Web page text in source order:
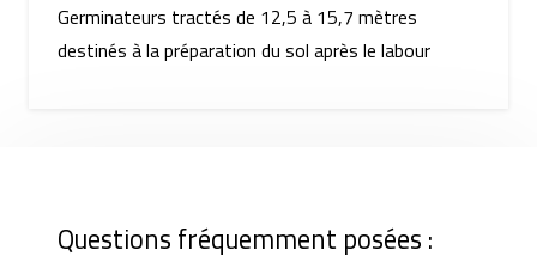
Germinateurs tractés de 12,5 à 15,7 mètres
destinés à la préparation du sol après le labour
Questions fréquemment posées :